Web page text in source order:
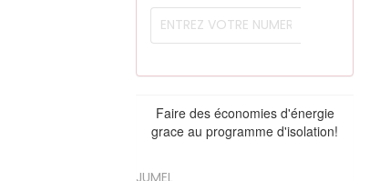
Faire des économies d'énergie
grace au programme d'isolation!
JUMEL